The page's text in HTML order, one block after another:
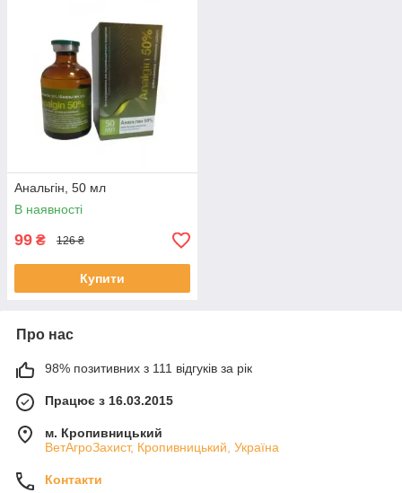
Анальгін, 50 мл
В наявності
99 ₴ 126 ₴
Купити
Про нас
98% позитивних з 111 відгуків за рік
Працює з 16.03.2015
м. Кропивницький
ВетАгроЗахист, Кропивницький, Україна
Контакти